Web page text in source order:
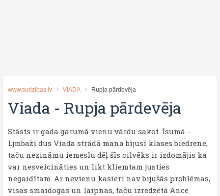
www.sudzibas.lv VIADA Rupja pārdevēja
Viada - Rupja pārdevēja
Stāsts ir gada garumā vienu vārdu sakot. Īsumā -
Ljmbaži dus Viada strādā mana bījusī klases biedrene,
taču nezināmu iemeslu dēļ šīs cilvēks ir izdomājis ka
var nesveicināties un likt kliemtam justies
negaidītam. Ar nevienu kasieri nav bijušās problēmas,
visas smaidogas un laipnas, taču izredzētā Ance